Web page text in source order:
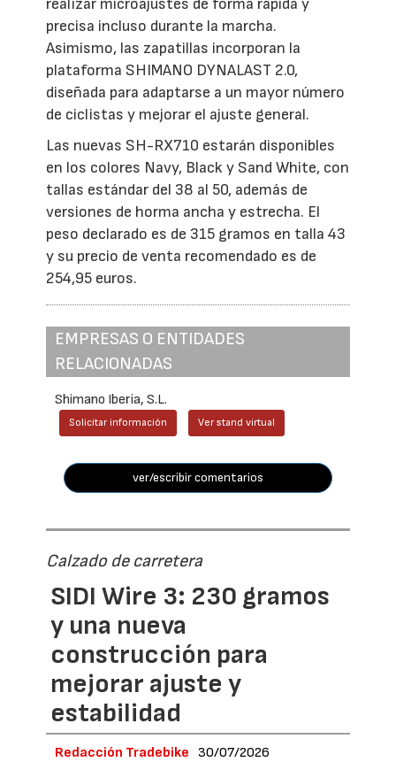
precisa incluso durante la marcha.
Asimismo, las zapatillas incorporan la
plataforma SHIMANO DYNALAST 2.0,
diseñada para adaptarse a un mayor número
de ciclistas y mejorar el ajuste general.
Las nuevas SH-RX710 estarán disponibles
en los colores Navy, Black y Sand White, con
tallas estándar del 38 al 50, además de
versiones de horma ancha y estrecha. El
peso declarado es de 315 gramos en talla 43
y su precio de venta recomendado es de
254,95 euros.
EMPRESAS O ENTIDADES
RELACIONADAS
Shimano Iberia, S.L.
Solicitar información Ver stand virtual
ver/escribir comentarios
Calzado de carretera
SIDI Wire 3: 230 gramos
y una nueva
construcción para
mejorar ajuste y
estabilidad
Redacción Tradebike 30/07/2026